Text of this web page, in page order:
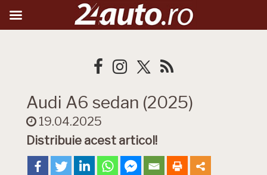
Audi A6 sedan (2025)
19.04.2025
Distribuie acest articol!